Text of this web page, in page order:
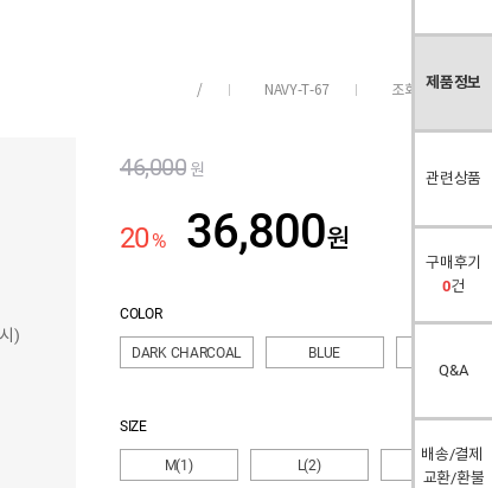
제품정보
관련상품
구매후기
0건
Q&A
배송/결제
교환/환불
/ NAVY-T-67 조회수156
)
46,000 원
20% 36,800원
COLOR
DARK CHARCOAL BLUE
SIZE
M(1) L(2) XL(3)